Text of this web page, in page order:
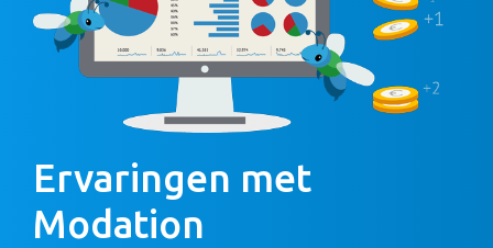
Ervaringen met
Modation